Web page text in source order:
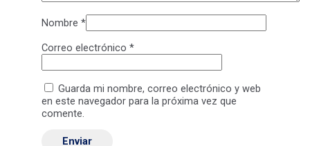
Nombre *
Correo electrónico *
Guarda mi nombre, correo electrónico y web
en este navegador para la próxima vez que
comente.